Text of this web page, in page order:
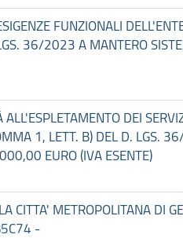
FUNZIONALI
36/2023 A MANTERO
DEI
1, LETT. B) DEL D. LGS.
EURO (IVA ESENTE)
METROPOLITANA DI
-